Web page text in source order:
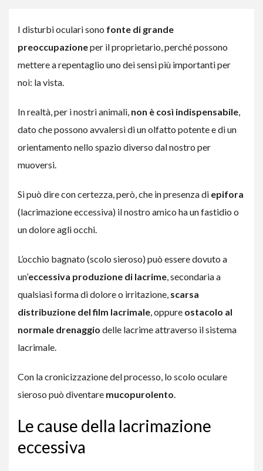
I disturbi oculari sono fonte di grande
preoccupazioneper il proprietario, perché possono
mettere a repentaglio uno dei sensi più importanti per
noi: la vista.
In realtà, per i nostri animali, non è così indispensabile
dato che possono avvalersi di un olfatto potente e di un
orientamento nello spazio diverso dal nostro per
muoversi.
Si può dire con certezza, però, che in presenza di epifora
(lacrimazione eccessiva) il nostro amico ha un fastidio o
un dolore agli occhi.
L’occhio bagnato (scolo sieroso) può essere dovuto a
un’eccessiva produzione di lacrime , secondaria a
qualsiasi forma di dolore o irritazione, scarsa
distribuzione del film lacrimale , oppure ostacolo al
normale drenaggio delle lacrime attraverso il sistema
lacrimale.
Con la cronicizzazione del processo, lo scolo oculare
sieroso può diventare mucopurolento
Le cause della lacrimazione
eccessiva